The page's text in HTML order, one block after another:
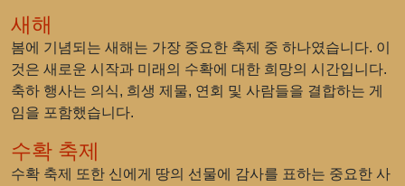
새해
봄에 기념되는 새해는 가장 중요한 축제 중 하나였습니다. 이
것은 새로운 시작과 미래의 수확에 대한 희망의 시간입니다.
축하 행사는 의식, 희생 제물, 연회 및 사람들을 결합하는 게
임을 포함했습니다.
수확 축제
수확 축제 또한 신에게 땅의 선물에 감사를 표하는 중요한 사